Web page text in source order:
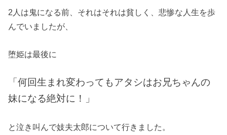
2人は鬼になる前、それはそれは貧しく、悲惨な人生を歩
んでいましたが、
堕姫は最後に
「何回生まれ変わってもアタシはお兄ちゃんの
妹になる絶対に！」
と泣き叫んで妓夫太郎について行きました。